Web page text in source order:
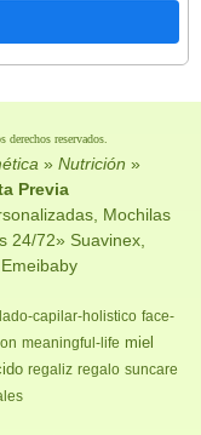
derechos reservados.
» Nutrición »
Previa
Mochilas
24/72» Suavinex,
capilar-holistico face-
meaningful-life miel
regaliz regalo suncare